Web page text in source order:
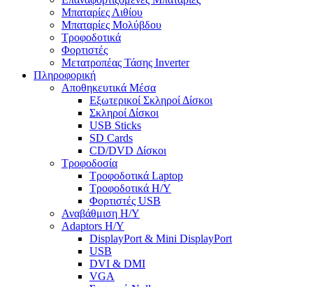
Μπαταρίες Λιθίου
Μπαταρίες Μολύβδου
Τροφοδοτικά
Φορτιστές
Μετατροπέας Τάσης Inverter
Πληροφορική
Αποθηκευτικά Μέσα
Εξωτερικοί Σκληροί Δίσκοι
Σκληροί Δίσκοι
USB Sticks
SD Cards
CD/DVD Δίσκοι
Τροφοδοσία
Τροφοδοτικά Laptop
Τροφοδοτικά Η/Υ
Φορτιστές USB
Αναβάθμιση Η/Υ
Adaptors Η/Υ
DisplayPort & Mini DisplayPort
USB
DVI & DMI
VGA